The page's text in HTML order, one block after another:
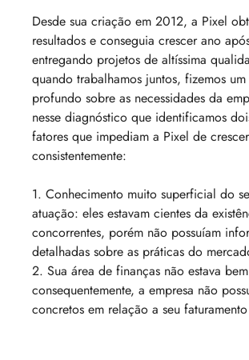
Desde sua criação em 2012, a Pixel
resultados e conseguia crescer ano
entregando projetos de altíssima
quando trabalhamos juntos, fizemos
profundo sobre as necessidades da
nesse diagnóstico que identificamos
fatores que impediam a Pixel de crescer
consistentemente:
1. Conhecimento muito superficial do
atuação: eles estavam cientes da
concorrentes, porém não possuíam
detalhadas sobre as práticas do
2. Sua área de finanças não estava
consequentemente, a empresa não
concretos em relação a seu